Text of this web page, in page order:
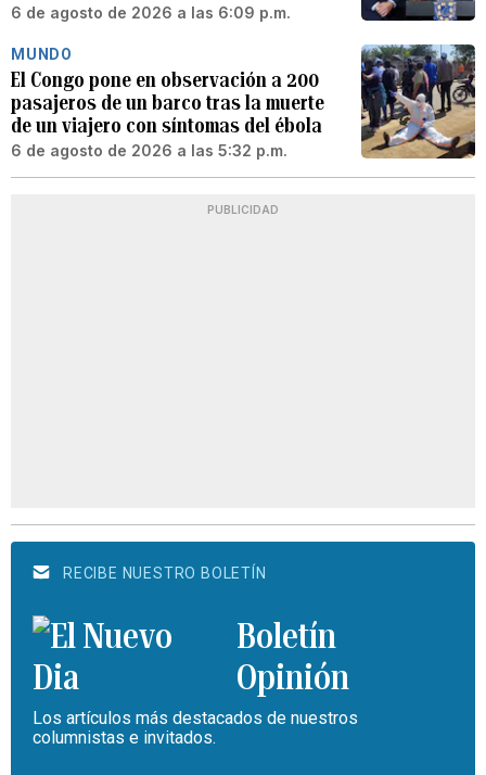
6 de agosto de 2026 a las 6:09 p.m.
MUNDO
El Congo pone en observación a 200
pasajeros de un barco tras la muerte
de un viajero con síntomas del ébola
6 de agosto de 2026 a las 5:32 p.m.
PUBLICIDAD
RECIBE NUESTRO BOLETÍN
Boletín
Opinión
Los artículos más destacados de nuestros
columnistas e invitados.